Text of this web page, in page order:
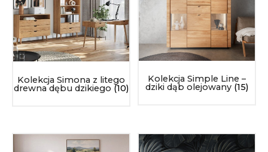
Kolekcja Simona z litego
drewna dębu dzikiego(10)
Kolekcja Simple Line –
dziki dąb olejowany (15)